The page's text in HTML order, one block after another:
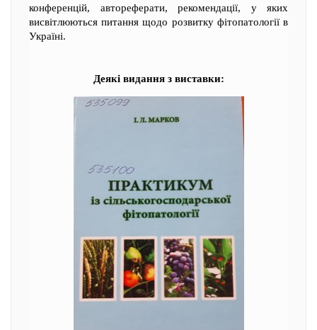
конференцій, автореферати, рекомендації, у яких
висвітлюються питання щодо розвитку фітопатології в
Україні.
Деякі видання з виставки: